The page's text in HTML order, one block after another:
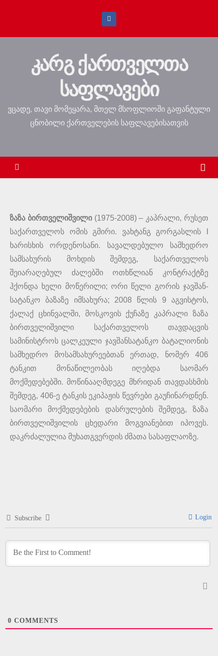
კარგ ქართველთა
საფლავები
ვცადე, თავი მომეყარა, მთელ მსოფლიოში გაფანტული
ცნობილი ქართველების საფლავებისათვის
ზაზა ბირთველიშვილი(1975-2008) – კაპრალი, რუსეთ
საქართველოს ომის გმირი. ვახტანგ გორგასლის I
ხარისხის ორდენოსანი. სავალდებულო სამხედრო
სამსახურის მოხდის შემდეგ, საქართველოს
შეიარაღებულ ძალებში ოთხწლიან კონტრაქტზე
ჰქონდა ხელი მოწერილი; ორი წელი გორის ჯავშან-
სატანკო ბაზაზე იმსახურა; 2008 წლის 9 აგვისტოს,
ქალაქ ცხინვალში, მოსკოვის ქუჩაზე კაპრალი ზაზა
ბირთველიშვილი საქართველოს თავდაცვის
სამინისტროს ცალკეული ჯავშანსატანკო ბატალიონის
სამხედრო მოსამსახურეებთან ერთად, ნომერ 406
ტანკით მონაწილეობას იღებდა საომარ
მოქმედებებში. მოწინააღმდეგე მხრიდან თავდასხმის
შემდეგ, 406-ე ტანკის ეკიპაჟის წევრები გაუჩინარდნენ.
საომარი მოქმედებების დასრულების შემდეგ, ზაზა
ბირთველიშვილის ცხედარი მოგვიანებით იპოვეს.
დაკრძალულია მუხათგვერდის ძმათა სასაფლაოზე.
Subscribe Login
0 COMMENTS